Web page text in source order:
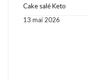
Cake salé Keto
13 mai 2026